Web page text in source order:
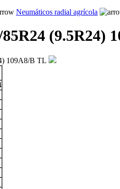
Neumáticos radial agrícola
(9.5R24)